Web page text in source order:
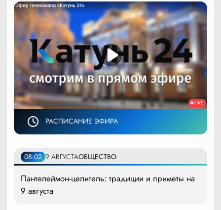
РАСПИСАНИЕ ЭФИРА
08:02 9 АВГУСТАОБЩЕСТВО
Пантелеймон-целитель: традиции и приметы на
9 августа